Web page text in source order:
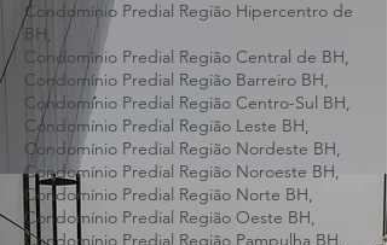
Restauração de fachadas prediais Serra
Verde,
Condomínio Predial Região Hipercentro de
BH,
Condomínio Predial Região Central de BH,
Condomínio Predial Região Barreiro BH,
Condomínio Predial Região Centro-Sul BH,
Condomínio Predial Região Leste BH,
Condomínio Predial Região Nordeste BH,
Condomínio Predial Região Noroeste BH,
Condomínio Predial Região Norte BH,